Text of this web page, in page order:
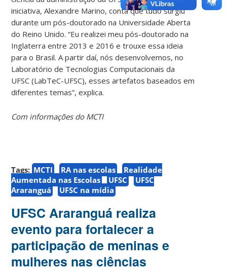
iniciativa, Alexandre Marino, conta que tudo surgiu
durante um pós-doutorado na Universidade Aberta
do Reino Unido. “Eu realizei meu pós-doutorado na
Inglaterra entre 2013 e 2016 e trouxe essa ideia
para o Brasil. A partir daí, nós desenvolvemos, no
Laboratório de Tecnologias Computacionais da
UFSC (LabTeC-UFSC), esses artefatos baseados em
diferentes temas”, explica.
Com informações do MCTI
Tags: MCTI RA nas escolas
Realidade
Aumentada nas Escolas
UFSC
UFSC
Araranguá
UFSC na mídia
UFSC Araranguá realiza
evento para fortalecer a
participação de meninas e
mulheres nas ciências